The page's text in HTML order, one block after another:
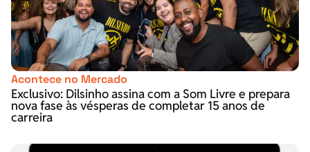
Acontece no Mercado
Exclusivo: Dilsinho assina com a Som Livre e prepara
nova fase às vésperas de completar 15 anos de
carreira